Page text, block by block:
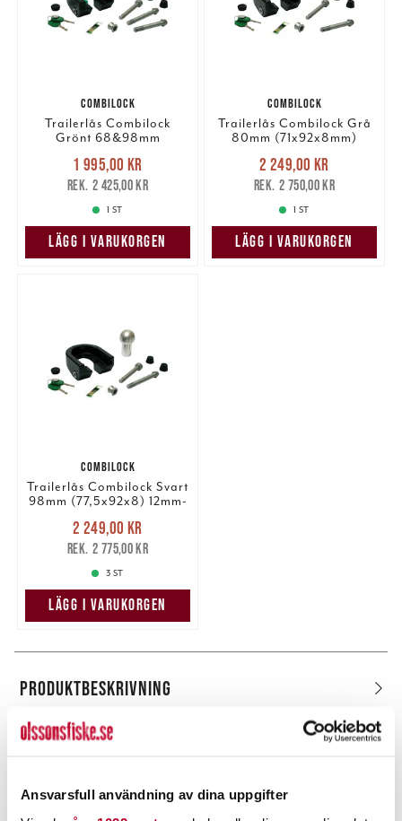
Ansvarsfull användning av dina uppgifter
COMBILOCK
Trailerlås Combilock
Grönt 68&98mm
Nuvarande pris
1 995,00 krTidigare pris
2 425,00 kr
1 995,00 kr
2 425,00 kr
1 ST
LÄGG I VARUKORGEN
COMBILOCK
Trailerlås Combilock Grå
80mm (71x92x8mm)
Nuvarande pris
2 249,00 krTidigare pris
2 750,00 kr
2 249,00 kr
2 750,00 kr
1 ST
LÄGG I VARUKORGEN
COMBILOCK
Trailerlås Combilock Svart
98mm (77,5x92x8) 12mm-
Nuvarande pris
2 249,00 krTidigare pris
2 775,00 kr
2 249,00 kr
2 775,00 kr
3 ST
LÄGG I VARUKORGEN
PRODUKTBESKRIVNING
POPULÄRT JUST NU